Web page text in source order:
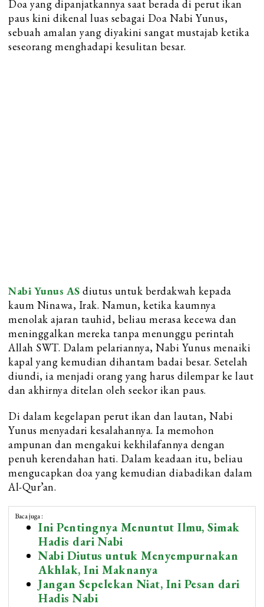
Doa yang dipanjatkannya saat berada di perut ikan
paus kini dikenal luas sebagai Doa Nabi Yunus,
sebuah amalan yang diyakini sangat mustajab ketika
seseorang menghadapi kesulitan besar.
Nabi Yunus AS diutus untuk berdakwah kepada
kaum Ninawa, Irak. Namun, ketika kaumnya
menolak ajaran tauhid, beliau merasa kecewa dan
meninggalkan mereka tanpa menunggu perintah
Allah SWT. Dalam pelariannya, Nabi Yunus menaiki
kapal yang kemudian dihantam badai besar. Setelah
diundi, ia menjadi orang yang harus dilempar ke laut
dan akhirnya ditelan oleh seekor ikan paus.
Di dalam kegelapan perut ikan dan lautan, Nabi
Yunus menyadari kesalahannya. Ia memohon
ampunan dan mengakui kekhilafannya dengan
penuh kerendahan hati. Dalam keadaan itu, beliau
mengucapkan doa yang kemudian diabadikan dalam
Al-Qur’an.
Baca juga :
Ini Pentingnya Menuntut Ilmu, Simak
Hadis dari Nabi
Nabi Diutus untuk Menyempurnakan
Akhlak, Ini Maknanya
Jangan Sepelekan Niat, Ini Pesan dari
Hadis Nabi